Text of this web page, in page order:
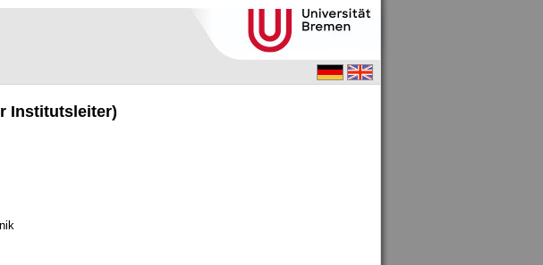
Institutsleiter)